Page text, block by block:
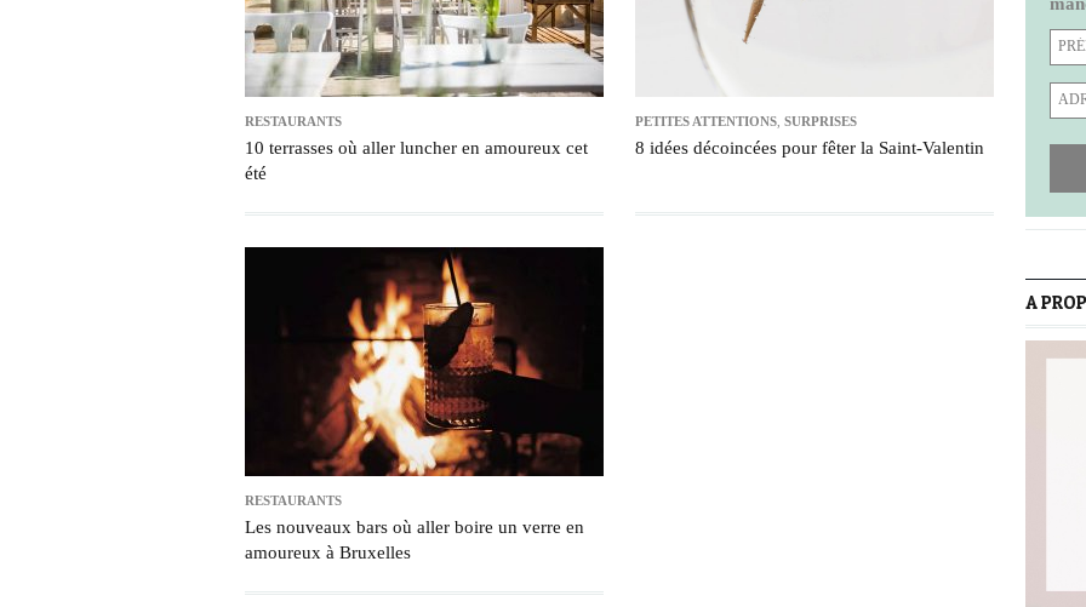
RESTAURANTS
10 terrasses où aller luncher en amoureux cet
été
PETITES ATTENTIONS SURPRISES
8 idées décoincées pour fêter la Saint-Valentin
RESTAURANTS
Les nouveaux bars où aller boire un verre en
amoureux à Bruxelles
A